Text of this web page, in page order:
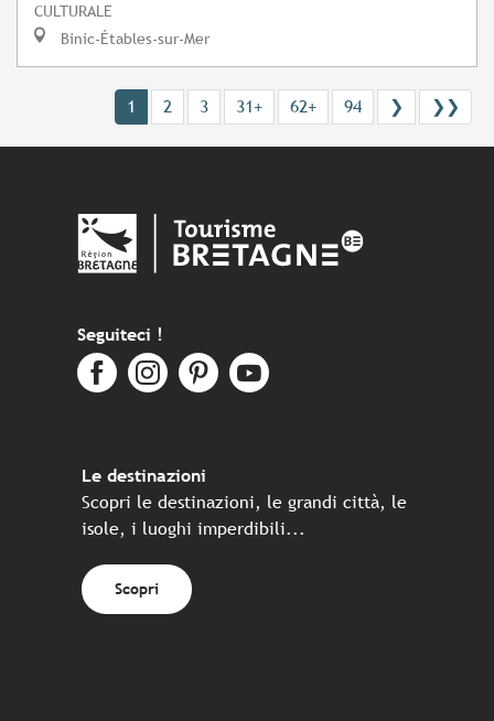
CULTURALE
Binic-Étables-sur-Mer
1 2 3 31+ 62+ 94 ❯ ❯❯
Seguiteci !
Le destinazioni
Scopri le destinazioni, le grandi città, le
isole, i luoghi imperdibili...
Scopri